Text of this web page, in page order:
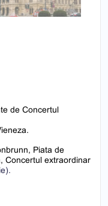
de Concertul
Piata de
Concertul extraordinar